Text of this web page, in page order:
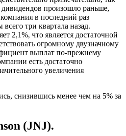
дивидендов произошло раньше,
в последний раз
три квартала назад.
2,1%, что является достаточной
огромному двузначному
выплат по-прежнему
есть достаточно
увеличения
снизившись менее чем на 5% за
(JNJ).